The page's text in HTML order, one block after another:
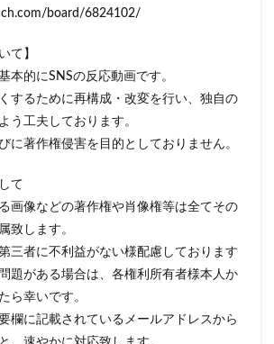
board/6824102/
て】
本的にSNSの反応動画です。
するために再構成・改変を行い、独自の
う工夫しております。
に著作権侵害を目的としておりません。
て
画像などの著作権や肖像権等は全てその
致します。
三者に不利益がない様配慮しております
題がある場合は、各権利所有者様本人か
ら幸いです。
欄に記載されているメールアドレスから